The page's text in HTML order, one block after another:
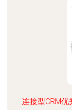
连接型CRM